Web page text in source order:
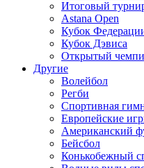
Итоговый
Astana Open
Кубок
Кубок Дэвиса
Открытый
Другие
Волейбол
Регби
Спортивная
Европейские
Американский
Бейсбол
Конькобежный